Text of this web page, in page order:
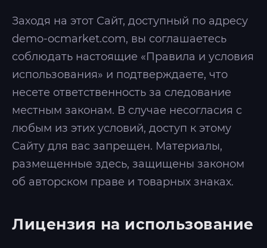
Заходя на этот Сайт, доступный по адресу
demo-ocmarket.com, вы соглашаетесь
соблюдать настоящие «Правила и условия
использования» и подтверждаете, что
несете ответственность за следование
местным законам. В случае несогласия с
любым из этих условий, доступ к этому
Сайту для вас запрещен. Материалы,
размещенные здесь, защищены законом
об авторском праве и товарных знаках.
Лицензия на использование